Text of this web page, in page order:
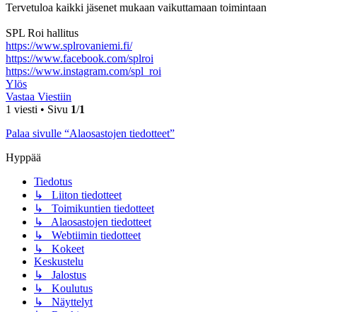
Tervetuloa kaikki jäsenet mukaan vaikuttamaan toimintaan
SPL Roi hallitus
https://www.splrovaniemi.fi/
https://www.facebook.com/splroi
https://www.instagram.com/spl_roi
Ylös
Vastaa Viestiin
1 viesti • Sivu 1/1
Palaa sivulle “Alaosastojen tiedotteet”
Hyppää
Tiedotus
↳ Liiton tiedotteet
↳ Toimikuntien tiedotteet
↳ Alaosastojen tiedotteet
↳ Webtiimin tiedotteet
↳ Kokeet
Keskustelu
↳ Jalostus
↳ Koulutus
↳ Näyttelyt